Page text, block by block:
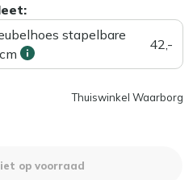
stapelbare
42,-
Thuiswinkel Waarborg
op voorraad